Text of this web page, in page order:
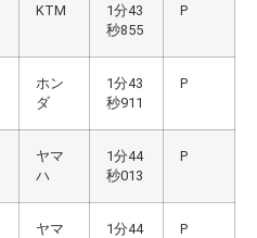
KTM
1分43
秒855
P
ホン
ダ
1分43
秒911
P
ヤマ
ハ
1分44
秒013
P
ヤマ
1分44
P